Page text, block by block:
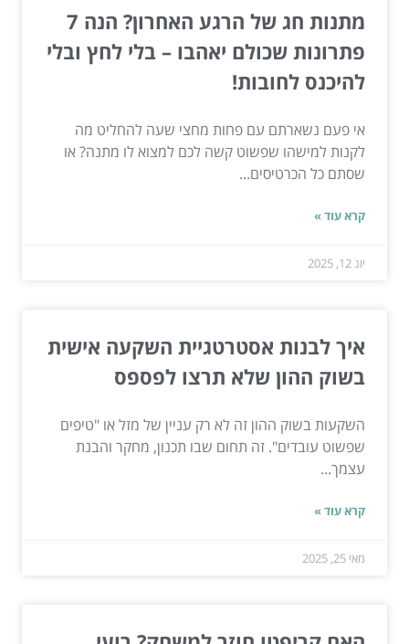
מתנות חג של הרגע האחרון? הנה 7
פתרונות שכולם יאהבו – בלי לחץ ובלי
להיכנס לחובות!
אי פעם נשארתם עם פחות מחצי שעה להחליט מה
לקנות למישהו שפשוט קשה לכם למצוא לו מתנה? או
שסתם כל הכרטיסים...
קרא עוד »
יונ 12, 2025
איך לבנות אסטרטגיית השקעה אישית
בשוק ההון שלא תרצו לפספס
השקעות בשוק ההון זה לא רק עניין של מזל או "טיפים
שפשוט עובדים". זה תחום שבו תכנון, מחקר והבנת
עצמך...
קרא עוד »
מאי 25, 2025